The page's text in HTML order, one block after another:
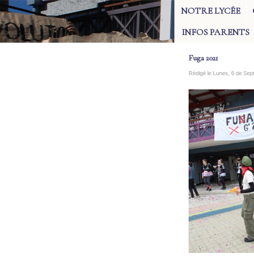
NOTRE LYCÉE
INFOS PARENTS
Fuga 2021
Rédigé le Lunes, 6 de